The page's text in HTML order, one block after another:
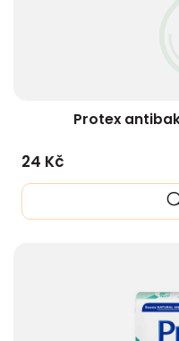
Protex
24 Kč